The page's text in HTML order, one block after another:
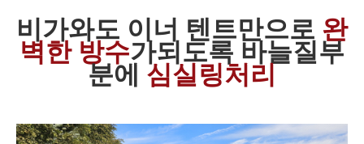
비가와도 이너 텐트만으로 완
벽한 방수가되도록 바늘질부
분에 심실링처리